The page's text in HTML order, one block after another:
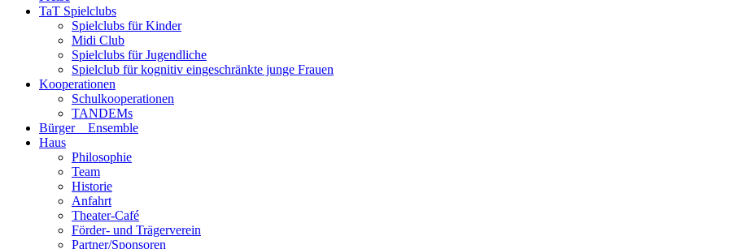
TaT Spielclubs
Spielclubs für Kinder
Midi Club
Spielclubs für Jugendliche
Spielclub für kognitiv eingeschränkte junge Frauen
Kooperationen
Schulkooperationen
TANDEMs
Bürger__Ensemble
Haus
Philosophie
Team
Historie
Anfahrt
Theater-Café
Förder- und Trägerverein
Partner/Sponsoren